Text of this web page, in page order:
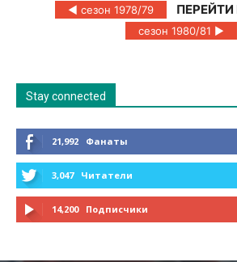
◄ сезон 1978/79
сезон 1980/81 ►
Stay connected
21,992 Фанаты
3,047 Читатели
14,200 Подписчики